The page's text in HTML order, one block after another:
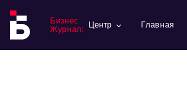
Бизнес
Журнал:
Центр Главная